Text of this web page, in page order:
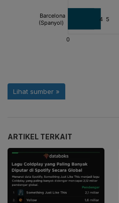
ARTIKEL TERKAIT